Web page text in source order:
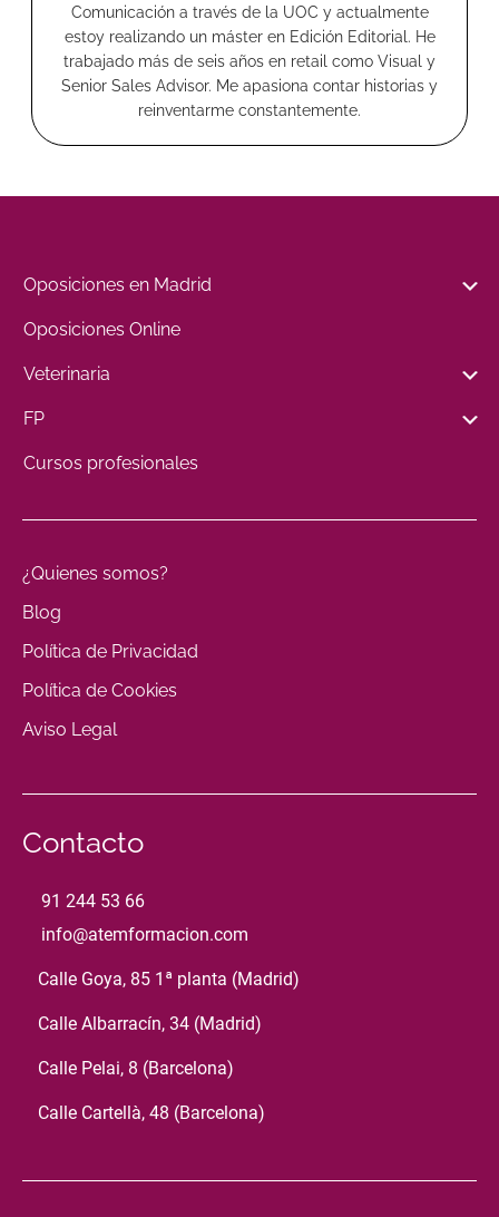
Comunicación a través de la UOC y actualmente
estoy realizando un máster en Edición Editorial. He
trabajado más de seis años en retail como Visual y
Senior Sales Advisor. Me apasiona contar historias y
reinventarme constantemente.
Oposiciones en Madrid
Oposiciones Online
Veterinaria
FP
Cursos profesionales
¿Quienes somos?
Blog
Política de Privacidad
Política de Cookies
Aviso Legal
Contacto
91 244 53 66
info@atemformacion.com
Calle Goya, 85 1ª planta (Madrid)
Calle Albarracín, 34 (Madrid)
Calle Pelai, 8 (Barcelona)
Calle Cartellà, 48 (Barcelona)